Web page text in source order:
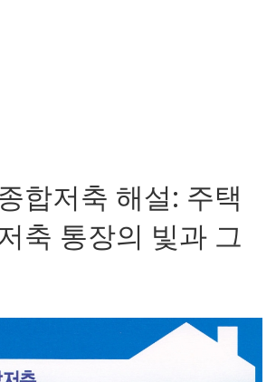
합저축 해설: 주택
축 통장의 빛과 그